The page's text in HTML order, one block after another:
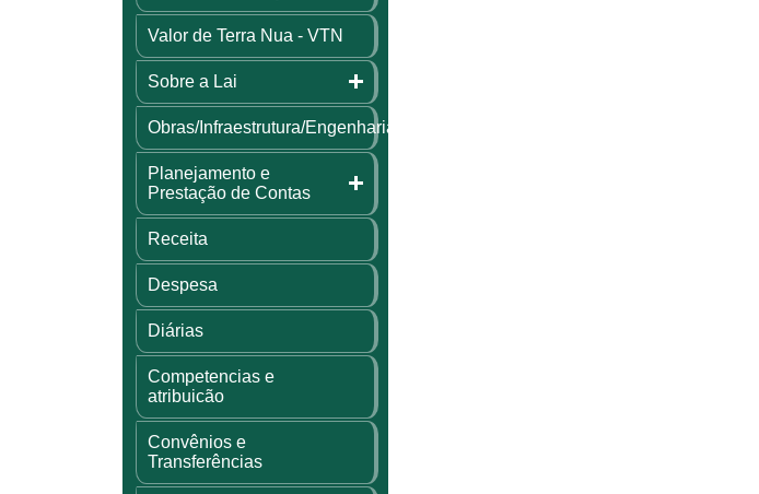
Valor de Terra Nua - VTN
Sobre a Lai
Obras/Infraestrutura/Engenharia
Planejamento e
Prestação de Contas
Receita
Despesa
Diárias
Competencias e
atribuicão
Convênios e
Transferências